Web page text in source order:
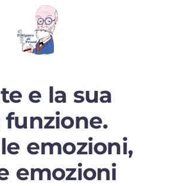
e la sua
emozioni,
emozioni